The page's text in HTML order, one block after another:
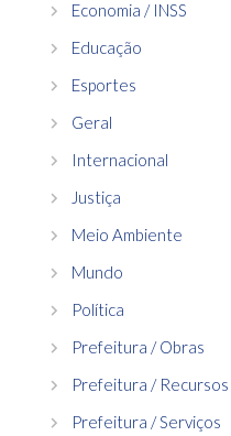
Economia / INSS
Educação
Esportes
Geral
Internacional
Justiça
Meio Ambiente
Mundo
Política
Prefeitura / Obras
Prefeitura / Recursos
Prefeitura / Serviços